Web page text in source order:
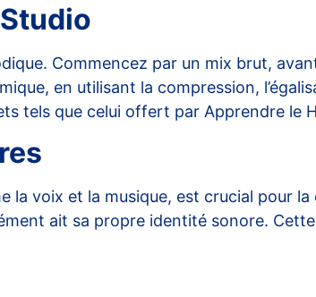
Commencez par un mix brut,
en utilisant la compression,
tels que celui offert par Apprendre le
voix et la musique, est crucial pour
ait sa propre identité sonore.